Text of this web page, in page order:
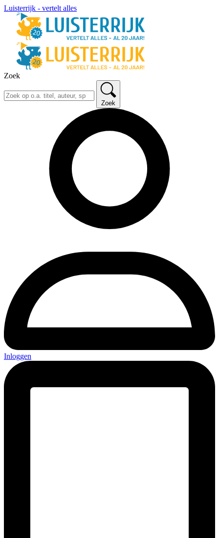
Luisterrijk - vertelt alles
Zoek
Zoek
Inloggen